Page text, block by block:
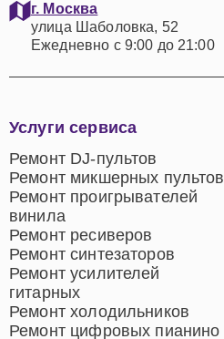
г. Москва
улица Шаболовка, 52
Ежедневно с 9:00 до 21:00
Услуги сервиса
Ремонт DJ-пультов
Ремонт микшерных пультов
Ремонт проигрывателей
винила
Ремонт ресиверов
Ремонт синтезаторов
Ремонт усилителей
гитарных
Ремонт холодильников
Ремонт цифровых пианино